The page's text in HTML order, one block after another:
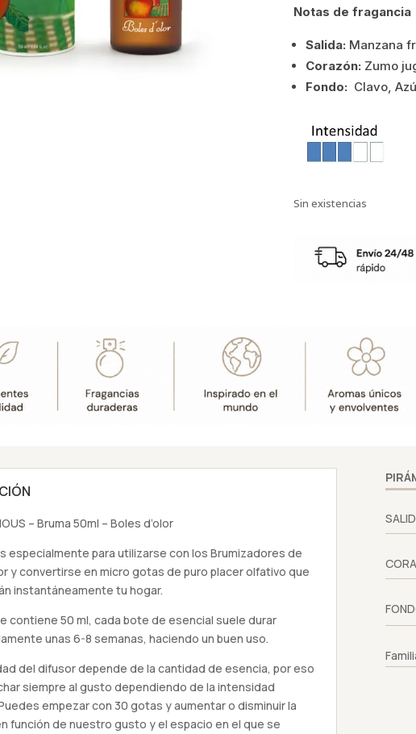
Notas de fragancia
Salida: Manzana
Corazón: Zumo
Fondo: Clavo,
Sin existencias
– Bruma 50ml – Boles d’olor
especialmente para utilizarse con los Brumizadores de
y convertirse en micro gotas de puro placer olfativo que
instantáneamente tu hogar.
contiene 50 ml, cada bote de esencial suele durar
unas 6-8 semanas, haciendo un buen uso.
del difusor depende de la cantidad de esencia, por eso
siempre al gusto dependiendo de la intensidad
empezar con 30 gotas y aumentar o disminuir la
función de nuestro gusto y el espacio en el que se